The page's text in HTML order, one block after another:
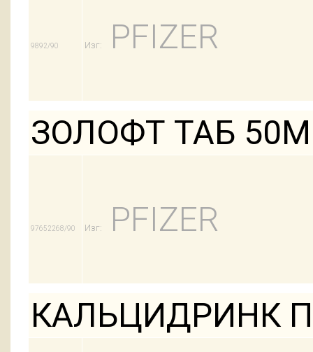
9892/90 Изг: PFIZER
ЗОЛОФТ ТАБ
97652268/90 Изг: PFIZER
КАЛЬЦИДРИНК